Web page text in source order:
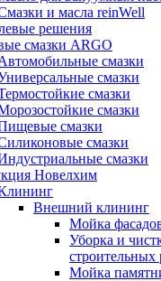
и масла reinWell
решения
смазки ARGO
смазки
смазки
смазки
смазки
смазки
смазки
смазки
Новелхим
Внешний клининг
Мойка
Уборка и
строительных
Мойка